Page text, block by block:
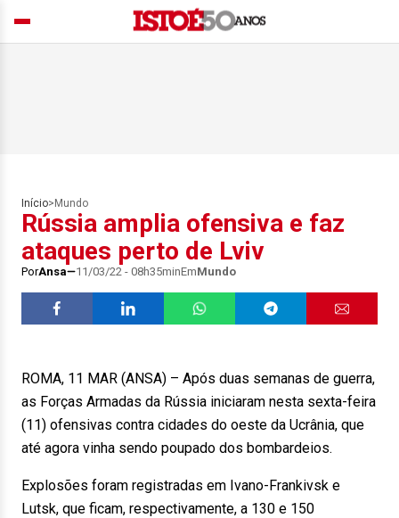
Início> Mundo
Rússia amplia ofensiva e faz
ataques perto de Lviv
PorAnsa 11/03/22 - 08h35minEmMundo
ROMA, 11 MAR (ANSA) – Após duas semanas de guerra,
as Forças Armadas da Rússia iniciaram nesta sexta-feira
(11) ofensivas contra cidades do oeste da Ucrânia, que
até agora vinha sendo poupado dos bombardeios.
Explosões foram registradas em Ivano-Frankivsk e
Lutsk, que ficam, respectivamente, a 130 e 150